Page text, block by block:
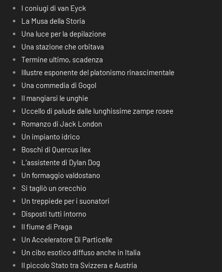
I coniugi di van Eyck
La Musa della Storia
Una luce per la depilazione
Una stazione che orbitava
Termine ultimo, scadenza
Illustre esponente del platonismo rinascimentale
Una commedia di Gogol
Il mangiarsi le unghie
Uccello di palude dalle lunghissime zampe rosee
Romanzo di Jack London
Un impianto idrico
Boschi di Quercus ilex
L’assistente di Dylan Dog
Un formaggio valdostano
Si tagliò un orecchio
Un treppiede per i suonatori
Disposti tutti intorno
Il fiume di Praga
Un Acceleratore Di Particelle
Un cibo esotico diffuso anche in Italia
Il piccolo Stato tra Svizzera e Austria